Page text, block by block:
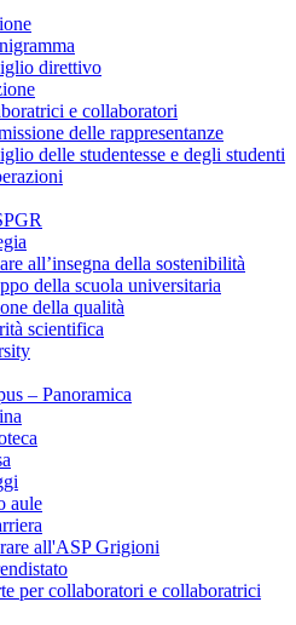
direttivo
e collaboratori
delle rappresentanze
delle studentesse e degli studenti
all’insegna della sostenibilità
della scuola universitaria
della qualità
scientifica
– Panoramica
aule
all'ASP Grigioni
per collaboratori e collaboratrici